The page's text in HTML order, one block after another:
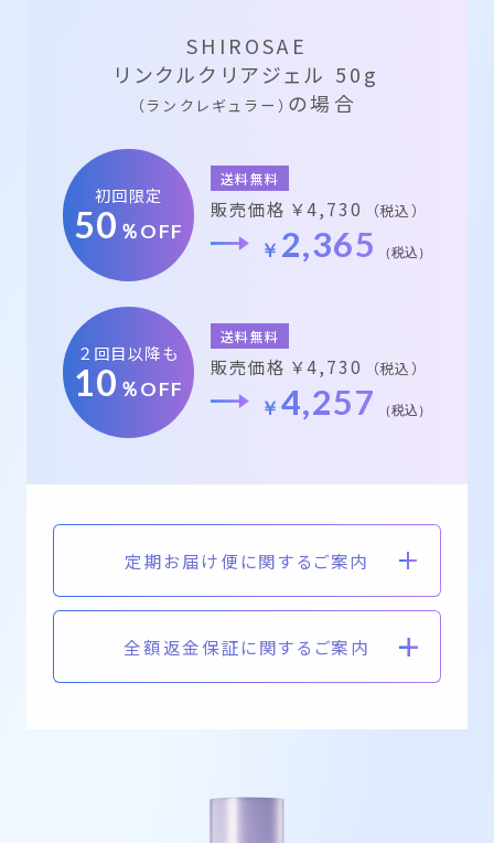
SHIROSAE
リンクルクリアジェル 50g
（ランクレギュラー） の場合
初回限定
50 ％OFF
送料無料
販売価格 ￥4,730 （税込）
￥ 2,365 （税込）
２回目以降も
10 ％OFF
送料無料
販売価格 ￥4,730 （税込）
￥ 4,257 （税込）
定期お届け便に関するご案内
全額返金保証に関するご案内